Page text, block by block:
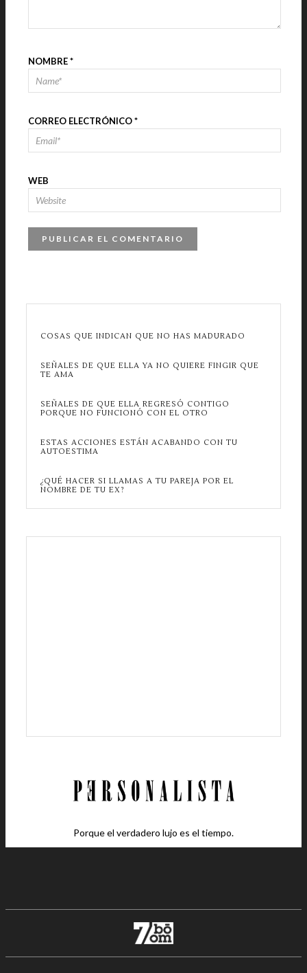
NOMBRE*
CORREO ELECTRÓNICO*
WEB
COSAS QUE INDICAN QUE NO HAS MADURADO
SEÑALES DE QUE ELLA YA NO QUIERE FINGIR QUE
TE AMA
SEÑALES DE QUE ELLA REGRESÓ CONTIGO
PORQUE NO FUNCIONÓ CON EL OTRO
ESTAS ACCIONES ESTÁN ACABANDO CON TU
AUTOESTIMA
¿QUÉ HACER SI LLAMAS A TU PAREJA POR EL
NOMBRE DE TU EX?
Porque el verdadero lujo es el tiempo.